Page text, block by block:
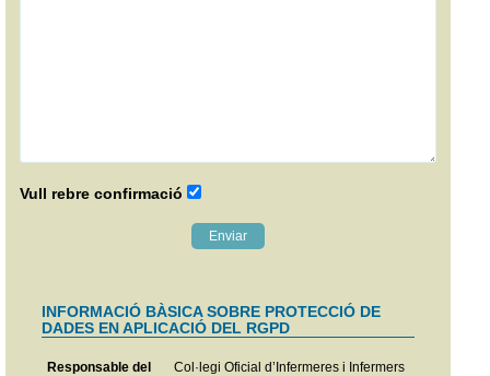
Vull rebre confirmació
INFORMACIÓ BÀSICA SOBRE PROTECCIÓ DE
DADES EN APLICACIÓ DEL RGPD
Responsable del Col·legi Oficial d’Infermeres i Infermers